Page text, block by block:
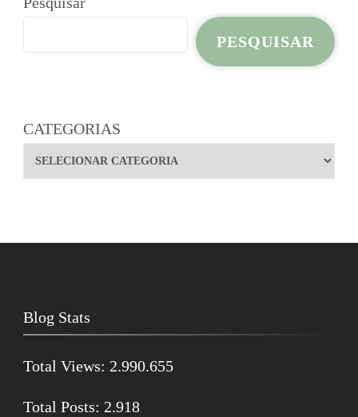
PESQUISAR
CATEGORIAS
Blog Stats
Total Views: 2.990.655
Total Posts: 2.918